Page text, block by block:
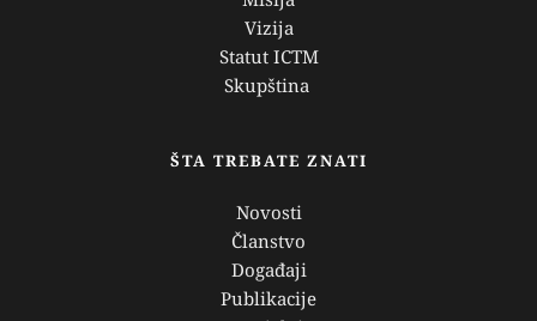
Vizija
Statut ICTM
Skupština
ŠTA TREBATE ZNATI
Novosti
Članstvo
Događaji
Publikacije